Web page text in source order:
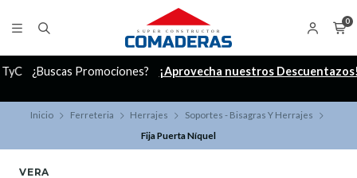
0
¿Buscas Promociones? ¡Aprovecha nuestros Descuentazos!
Inicio Ferreteria Herrajes
Soportes - Bisagras Y Herrajes
Fija Puerta Níquel
VERA